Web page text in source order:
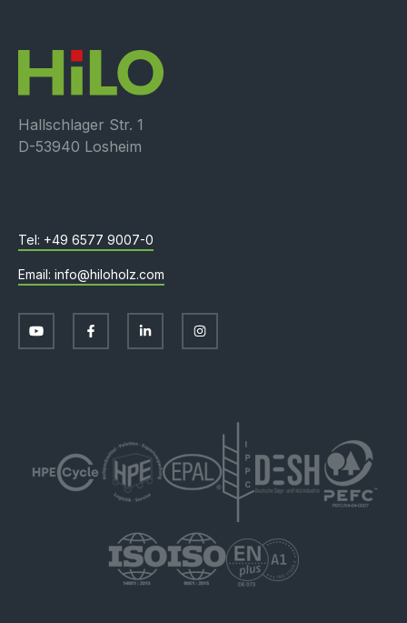
Hallschlager Str. 1
D-53940 Losheim
+49 6577 9007-0
info@hiloholz.com